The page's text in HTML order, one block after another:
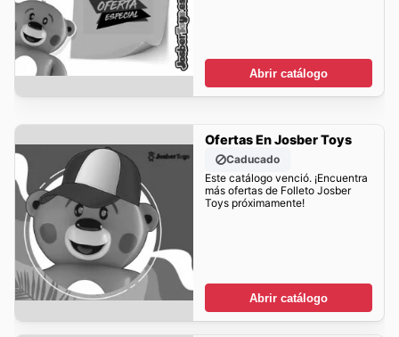
Abrir catálogo
Ofertas En Josber Toys
Caducado
Este catálogo venció. ¡Encuentra
más ofertas de Folleto Josber
Toys próximamente!
Abrir catálogo